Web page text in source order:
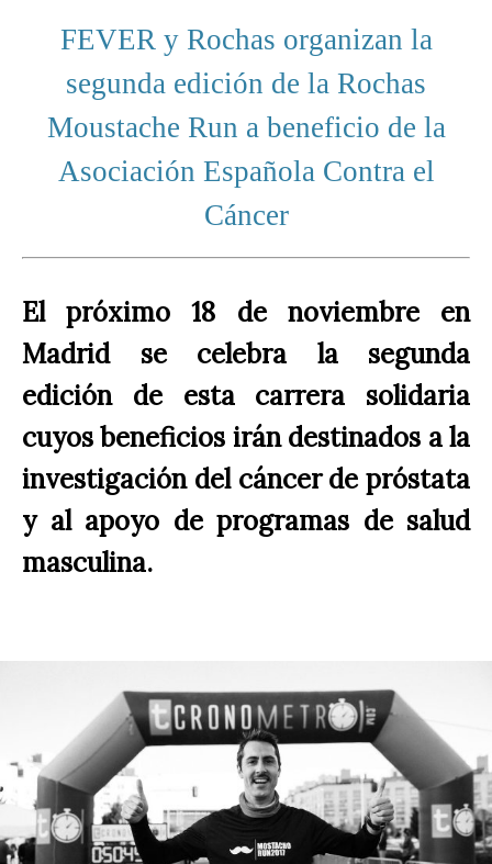
FEVER y Rochas organizan la
segunda edición de la Rochas
Moustache Run a beneficio de la
Asociación Española Contra el
Cáncer
El próximo 18 de noviembre en
Madridse celebra la segunda
edición de esta carrera solidaria
cuyos beneficios irán destinados a la
investigación del cáncer de próstata
y al apoyo de programas de salud
masculina.